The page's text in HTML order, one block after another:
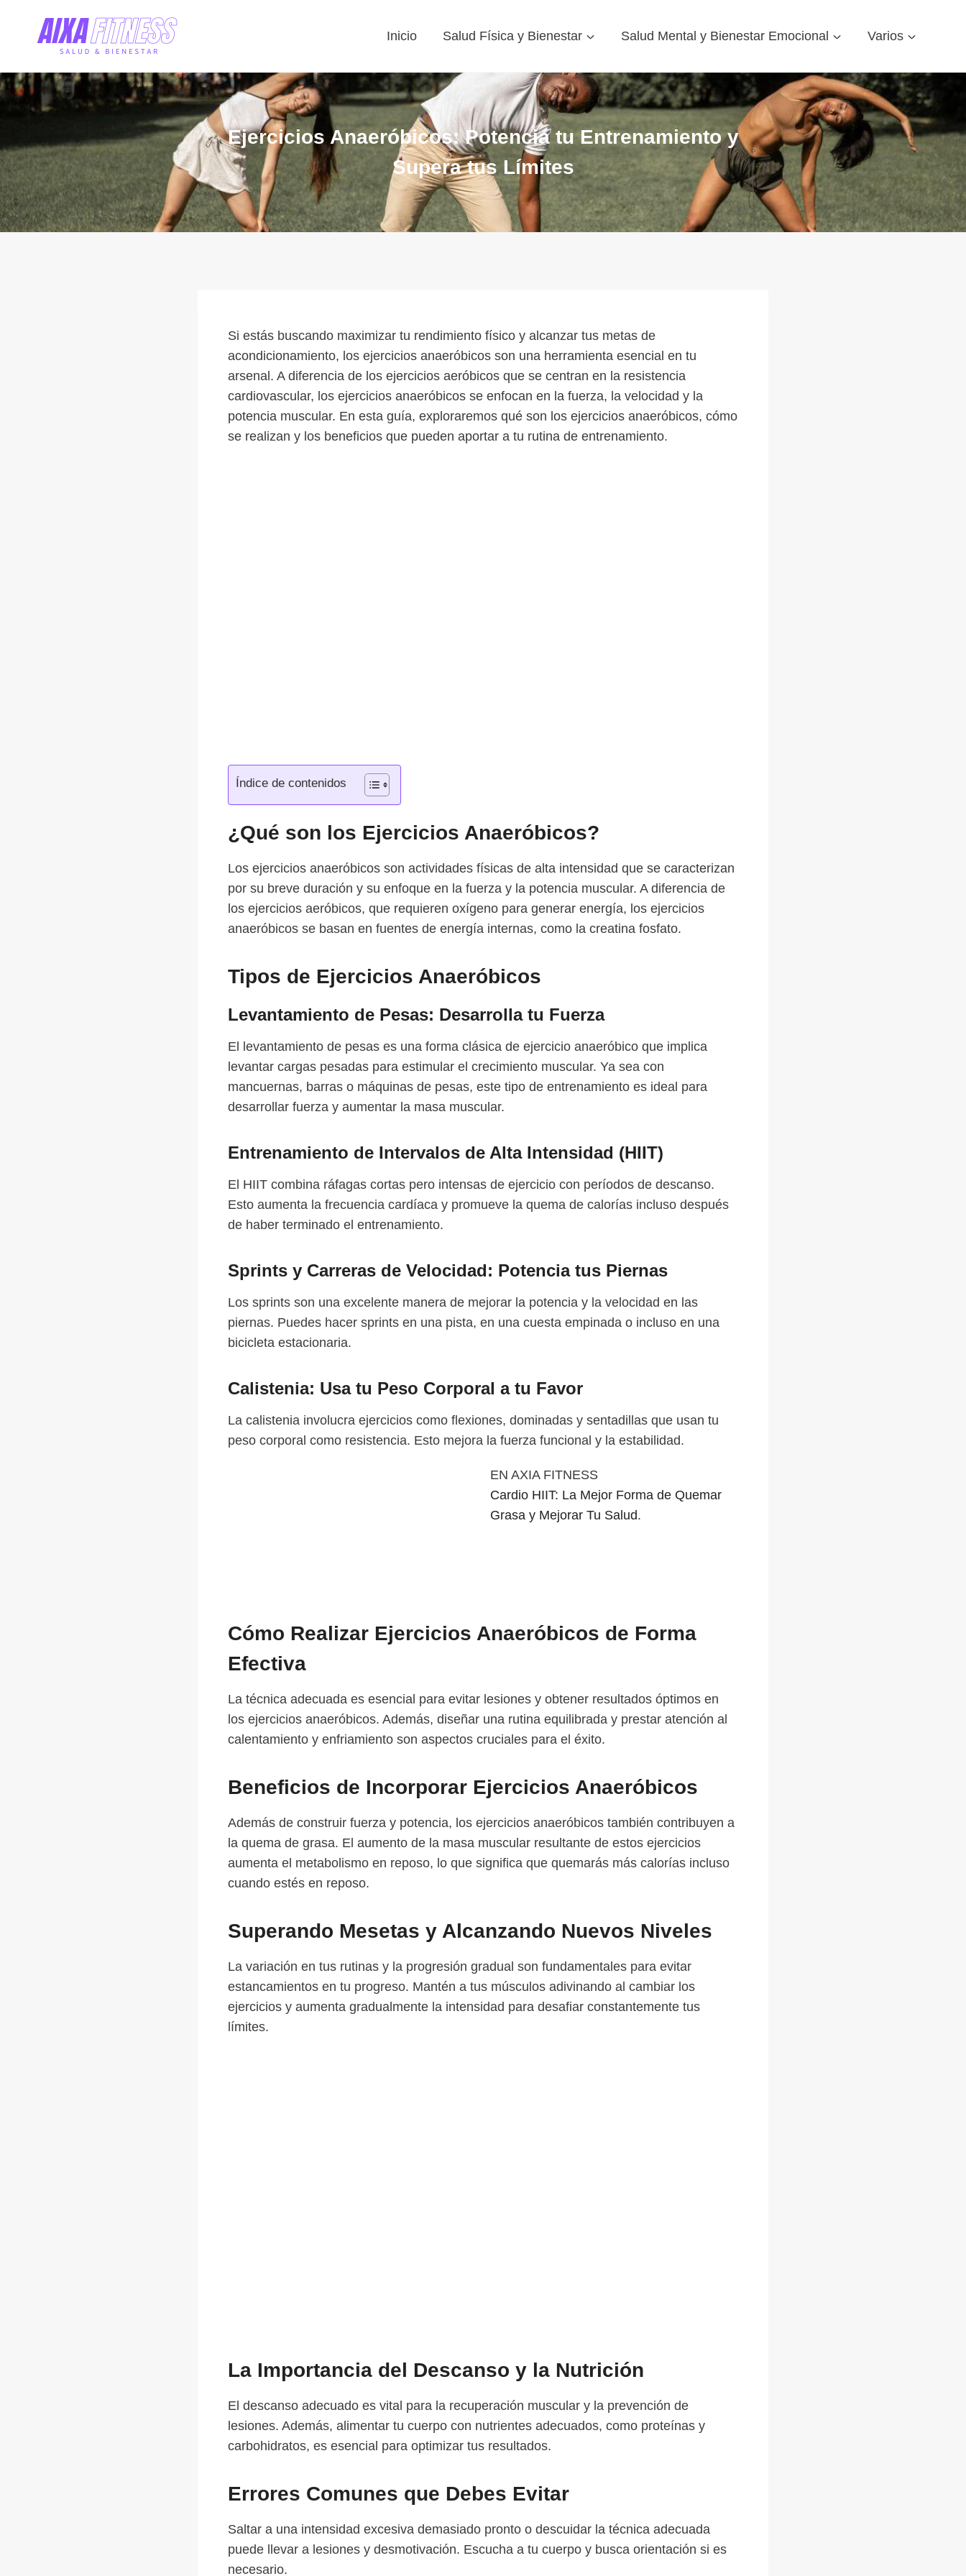
Inicio Salud Física y Bienestar Salud Mental y Bienestar Emocional Varios
Ejercicios Anaeróbicos: Potencia tu Entrenamiento y
Supera tus Límites
Si estás buscando maximizar tu rendimiento físico y alcanzar tus metas de
acondicionamiento, los ejercicios anaeróbicos son una herramienta esencial en tu
arsenal. A diferencia de los ejercicios aeróbicos que se centran en la resistencia
cardiovascular, los ejercicios anaeróbicos se enfocan en la fuerza, la velocidad y la
potencia muscular. En esta guía, exploraremos qué son los ejercicios anaeróbicos, cómo
se realizan y los beneficios que pueden aportar a tu rutina de entrenamiento.
Índice de contenidos
¿Qué son los Ejercicios Anaeróbicos?
Los ejercicios anaeróbicos son actividades físicas de alta intensidad que se caracterizan
por su breve duración y su enfoque en la fuerza y la potencia muscular. A diferencia de
los ejercicios aeróbicos, que requieren oxígeno para generar energía, los ejercicios
anaeróbicos se basan en fuentes de energía internas, como la creatina fosfato.
Tipos de Ejercicios Anaeróbicos
Levantamiento de Pesas: Desarrolla tu Fuerza
El levantamiento de pesas es una forma clásica de ejercicio anaeróbico que implica
levantar cargas pesadas para estimular el crecimiento muscular. Ya sea con
mancuernas, barras o máquinas de pesas, este tipo de entrenamiento es ideal para
desarrollar fuerza y aumentar la masa muscular.
Entrenamiento de Intervalos de Alta Intensidad (HIIT)
El HIIT combina ráfagas cortas pero intensas de ejercicio con períodos de descanso.
Esto aumenta la frecuencia cardíaca y promueve la quema de calorías incluso después
de haber terminado el entrenamiento.
Sprints y Carreras de Velocidad: Potencia tus Piernas
Los sprints son una excelente manera de mejorar la potencia y la velocidad en las
piernas. Puedes hacer sprints en una pista, en una cuesta empinada o incluso en una
bicicleta estacionaria.
Calistenia: Usa tu Peso Corporal a tu Favor
La calistenia involucra ejercicios como flexiones, dominadas y sentadillas que usan tu
peso corporal como resistencia. Esto mejora la fuerza funcional y la estabilidad.
EN AXIA FITNESS
Cardio HIIT: La Mejor Forma de Quemar
Grasa y Mejorar Tu Salud.
Cómo Realizar Ejercicios Anaeróbicos de Forma
Efectiva
La técnica adecuada es esencial para evitar lesiones y obtener resultados óptimos en
los ejercicios anaeróbicos. Además, diseñar una rutina equilibrada y prestar atención al
calentamiento y enfriamiento son aspectos cruciales para el éxito.
Beneficios de Incorporar Ejercicios Anaeróbicos
Además de construir fuerza y potencia, los ejercicios anaeróbicos también contribuyen a
la quema de grasa. El aumento de la masa muscular resultante de estos ejercicios
aumenta el metabolismo en reposo, lo que significa que quemarás más calorías incluso
cuando estés en reposo.
Superando Mesetas y Alcanzando Nuevos Niveles
La variación en tus rutinas y la progresión gradual son fundamentales para evitar
estancamientos en tu progreso. Mantén a tus músculos adivinando al cambiar los
ejercicios y aumenta gradualmente la intensidad para desafiar constantemente tus
límites.
La Importancia del Descanso y la Nutrición
El descanso adecuado es vital para la recuperación muscular y la prevención de
lesiones. Además, alimentar tu cuerpo con nutrientes adecuados, como proteínas y
carbohidratos, es esencial para optimizar tus resultados.
Errores Comunes que Debes Evitar
Saltar a una intensidad excesiva demasiado pronto o descuidar la técnica adecuada
puede llevar a lesiones y desmotivación. Escucha a tu cuerpo y busca orientación si es
necesario.